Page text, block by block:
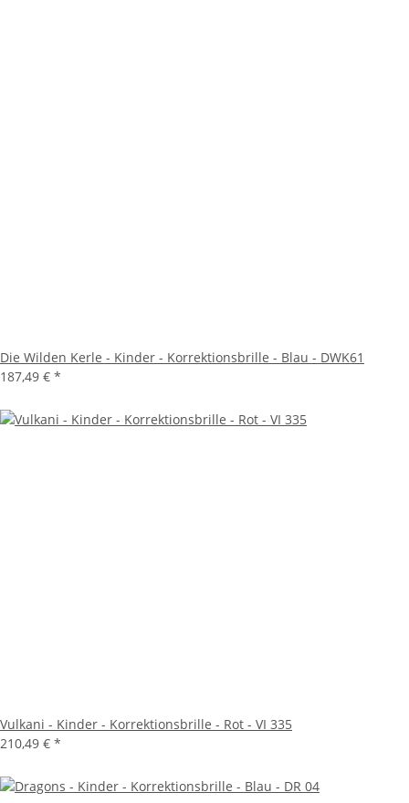
Die Wilden Kerle - Kinder - Korrektionsbrille - Blau - DWK61
187,49 € *
Vulkani - Kinder - Korrektionsbrille - Rot - VI 335
210,49 € *